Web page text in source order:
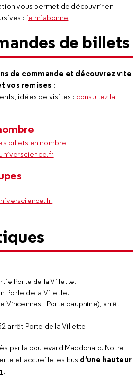
vous permet de découvrir en
:je m’abonne
de billets
de commande et découvrez vite
vos remises :
idées de visites : consultez la
billets en nombre
Porte de la Villette.
Porte de la Villette.
Vincennes - Porte dauphine), arrêt
arrêt Porte de la Villette.
par la boulevard Macdonald. Notre
et accueille les bus d’une hauteur
.